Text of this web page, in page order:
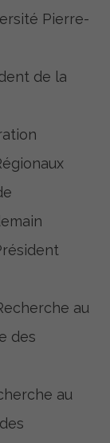
Pierre-
de la
au
des
au